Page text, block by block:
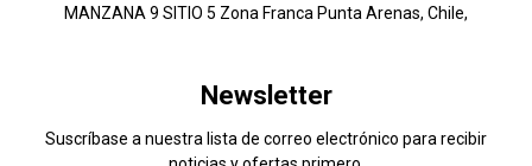
MANZANA 9 SITIO 5 Zona Franca Punta Arenas, Chile,
Newsletter
Suscríbase a nuestra lista de correo electrónico para recibir